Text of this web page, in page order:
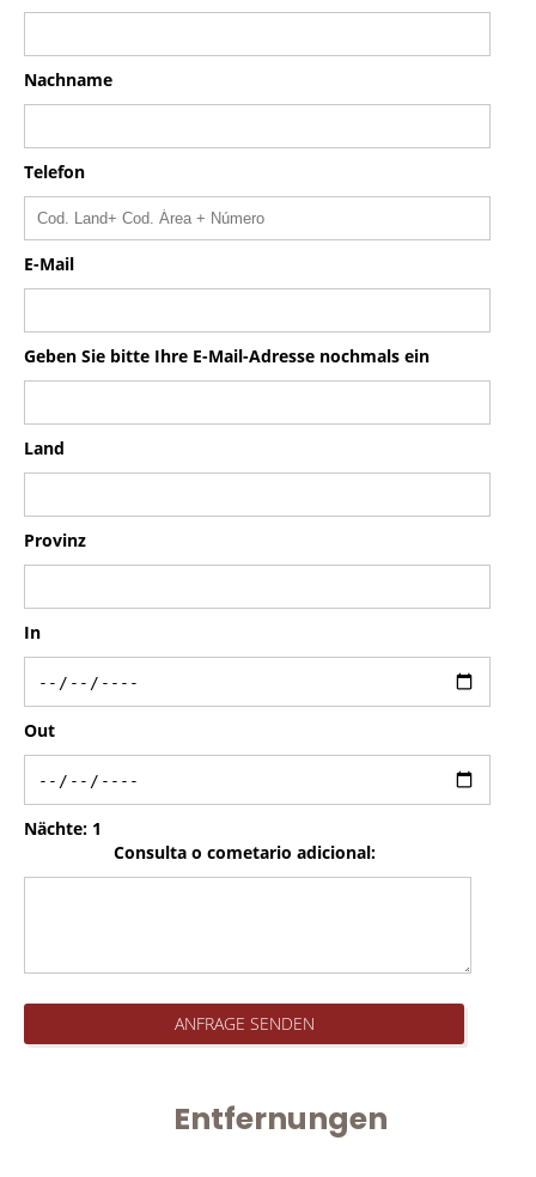
Nachname
Telefon
E-Mail
Geben Sie bitte Ihre E-Mail-Adresse nochmals ein
Land
Provinz
In
Out
Nächte: 1
Consulta o cometario adicional:
ANFRAGE SENDEN
Entfernungen